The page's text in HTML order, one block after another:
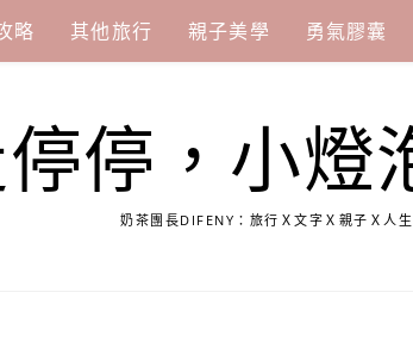
略 其他旅行 親子美學 勇氣膠囊
停，小燈
奶茶團長DIFENY：旅行Ｘ文字Ｘ親子Ｘ人生